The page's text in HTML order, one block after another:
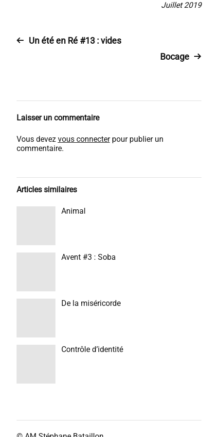
Juillet 2019
Un été en Ré #13 : vides
Bocage
Laisser un commentaire
Vous devez vous connecterpour publier un
commentaire.
Articles similaires
Animal
Avent #3 : Soba
De la miséricorde
Contrôle d’identité